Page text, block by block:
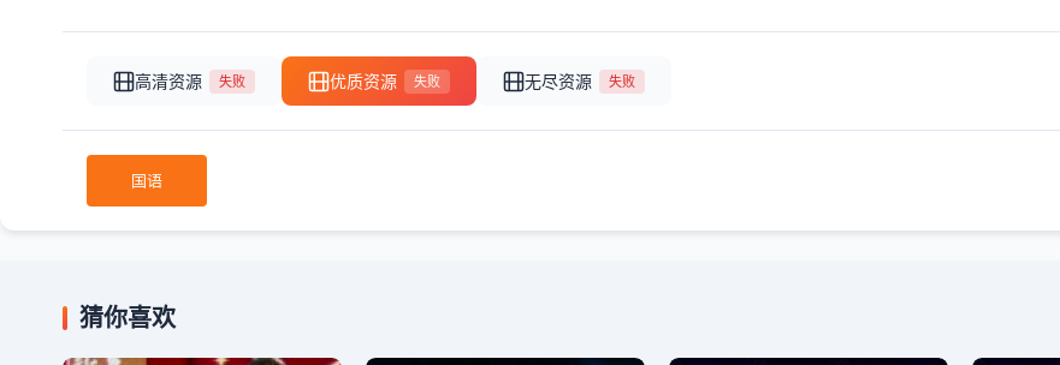
高清资源 失败 优质资源 失败 无尽资源 失败
国语
猜你喜欢